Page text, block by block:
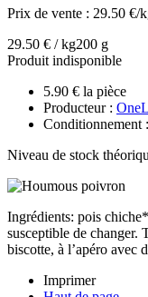
Prix de vente : 29.50 €/
29.50 € / kg200 g
Produit indisponible
5.90 € la pièce
Producteur :
Conditionnement
Niveau de stock
Ingrédients: pois
susceptible de changer.
biscotte, à l’apéro avec
Imprimer